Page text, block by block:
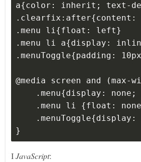
a{color: inherit; text-
.menu li{float: left}
.menu li a{display:
.menuToggle{padding:
@media screen and
.menu{display:
.menu li {float:
.menuToggle{display:
}
ІJavaScript: